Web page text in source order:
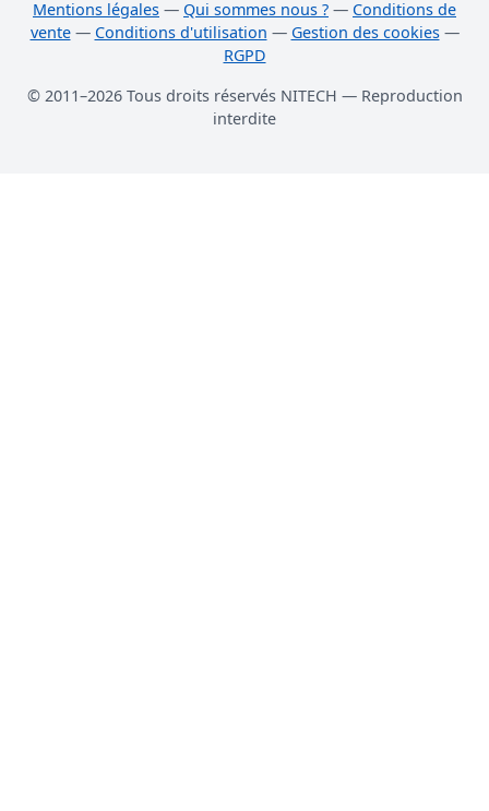
Mentions légales — Qui sommes nous ? — Conditions de
vente— Conditions d'utilisation — Gestion des cookies—
RGPD
© 2011–2026 Tous droits réservés NITECH — Reproduction
interdite